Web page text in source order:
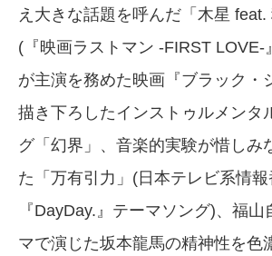
え大きな話題を呼んだ「木星 feat.
(『映画ラストマン -FIRST LOVE-
が主演を務めた映画『ブラック・
描き下ろしたインストゥルメンタ
グ「幻界」、音楽的実験が惜しみ
た「万有引力」(日本テレビ系情報
『DayDay.』テーマソング)、福山
マで演じた坂本龍馬の精神性を色